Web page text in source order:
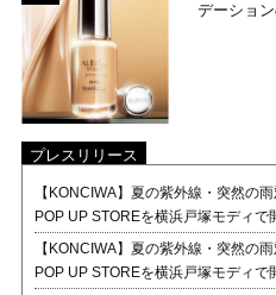
デーショ
プレスリリース
【KONCIWA】夏の紫外線・突然の
POP UP STOREを横浜戸塚モディで
【KONCIWA】夏の紫外線・突然の
POP UP STOREを横浜戸塚モディで